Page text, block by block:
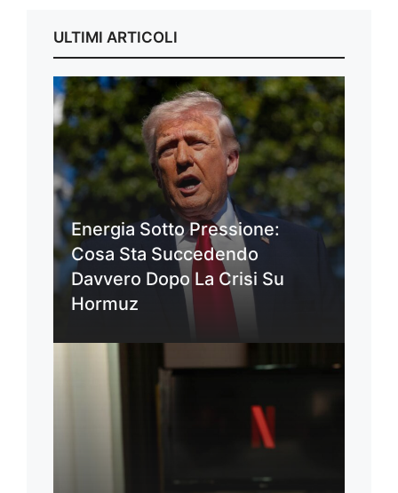
ULTIMI ARTICOLI
Energia Sotto Pressione:
Cosa Sta Succedendo
Davvero Dopo La Crisi Su
Hormuz